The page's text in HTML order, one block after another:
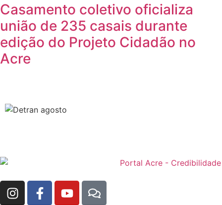
Casamento coletivo oficializa
união de 235 casais durante
edição do Projeto Cidadão no
Acre